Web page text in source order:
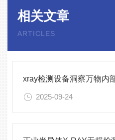
相关文章
ARTICLES
2025-09-24